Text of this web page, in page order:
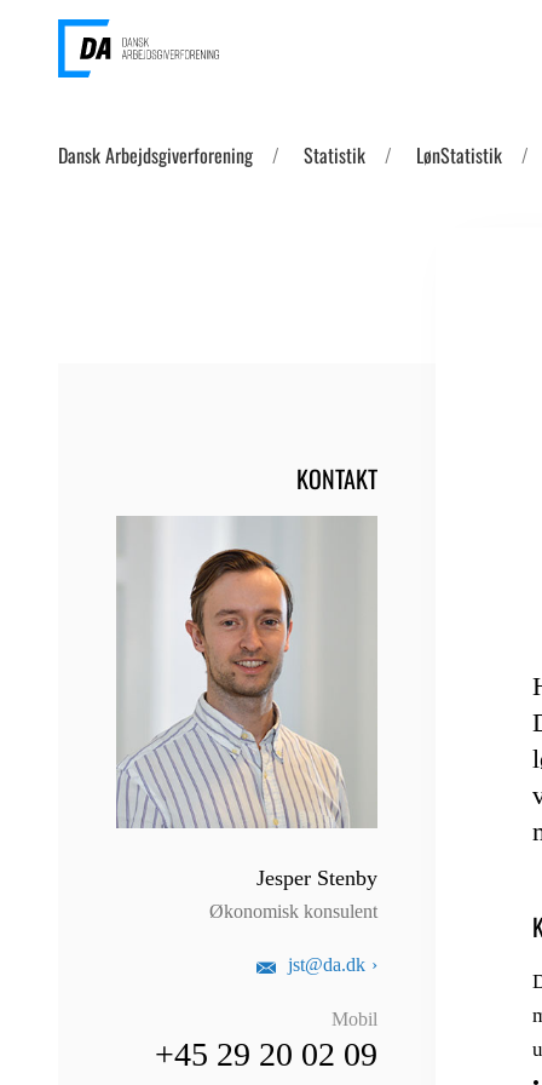
Dansk Arbejdsgiverforening Statistik LønStatistik
KONTAKT
Jesper Stenby
Økonomisk konsulent
jst@da.dk
Mobil
+45 29 20 02 09